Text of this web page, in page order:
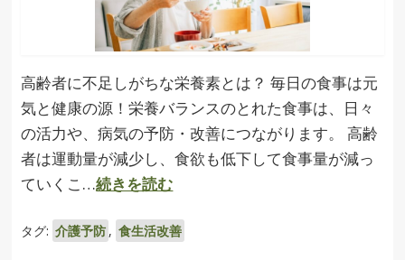
高齢者に不足しがちな栄養素とは？ 毎日の食事は元
気と健康の源！栄養バランスのとれた食事は、日々
の活力や、病気の予防・改善につながります。 高齢
者は運動量が減少し、食欲も低下して食事量が減っ
ていくこ…続きを読む
タグ: 介護予防 , 食生活改善